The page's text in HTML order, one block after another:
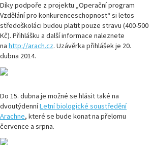
Díky podpoře z projektu „Operační program
Vzdělání pro konkurenceschopnost“ si letos
středoškoláci budou platit pouze stravu (400-500
Kč). Přihlášku a další informace naleznete
na http://arach.cz. Uzávěrka přihlášek je 20.
dubna 2014.
Do 15. dubna je možné se hlásit také na
dvoutýdenníLetní biologické soustředění
Arachne, které se bude konat na přelomu
července a srpna.